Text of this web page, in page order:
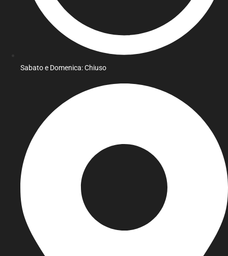
Sabato e Domenica: Chiuso